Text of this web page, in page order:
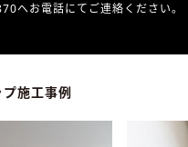
へお電話にてご連絡ください。
施工事例